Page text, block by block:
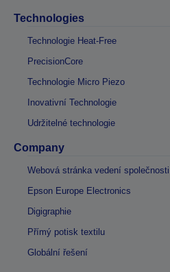
Technologies
Technologie Heat-Free
PrecisionCore
Technologie Micro Piezo
Inovativní Technologie
Udržitelné technologie
Company
Webová stránka vedení společnosti
Epson Europe Electronics
Digigraphie
Přímý potisk textilu
Globální řešení